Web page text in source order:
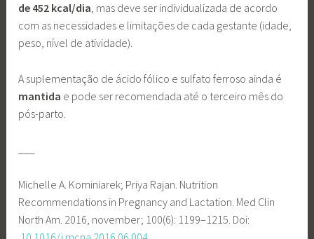
de 452 kcal/dia, mas deve ser individualizada de acordo
com as necessidades e limitações de cada gestante (idade,
peso, nível de atividade).
A suplementação de ácido fólico e sulfato ferroso ainda é
mantida e pode ser recomendada até o terceiro mês do
pós-parto.
Michelle A. Kominiarek; Priya Rajan. Nutrition
Recommendations in Pregnancy and Lactation. Med Clin
North Am. 2016, november; 100(6): 1199–1215. Doi: